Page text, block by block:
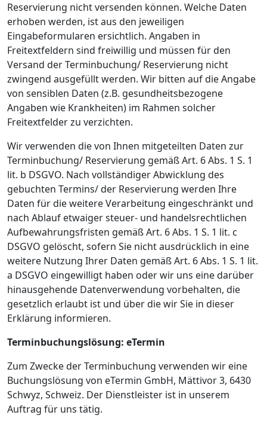
Reservierung nicht versenden können. Welche Daten
erhoben werden, ist aus den jeweiligen
Eingabeformularen ersichtlich. Angaben in
Freitextfeldern sind freiwillig und müssen für den
Versand der Terminbuchung/ Reservierung nicht
zwingend ausgefüllt werden. Wir bitten auf die Angabe
von sensiblen Daten (z.B. gesundheitsbezogene
Angaben wie Krankheiten) im Rahmen solcher
Freitextfelder zu verzichten.
Wir verwenden die von Ihnen mitgeteilten Daten zur
Terminbuchung/ Reservierung gemäß Art. 6 Abs. 1 S. 1
lit. b DSGVO. Nach vollständiger Abwicklung des
gebuchten Termins/ der Reservierung werden Ihre
Daten für die weitere Verarbeitung eingeschränkt und
nach Ablauf etwaiger steuer- und handelsrechtlichen
Aufbewahrungsfristen gemäß Art. 6 Abs. 1 S. 1 lit. c
DSGVO gelöscht, sofern Sie nicht ausdrücklich in eine
weitere Nutzung Ihrer Daten gemäß Art. 6 Abs. 1 S. 1 lit.
a DSGVO eingewilligt haben oder wir uns eine darüber
hinausgehende Datenverwendung vorbehalten, die
gesetzlich erlaubt ist und über die wir Sie in dieser
Erklärung informieren.
Terminbuchungslösung: eTermin
Zum Zwecke der Terminbuchung verwenden wir eine
Buchungslösung von eTermin GmbH, Mättivor 3, 6430
Schwyz, Schweiz. Der Dienstleister ist in unserem
Auftrag für uns tätig.